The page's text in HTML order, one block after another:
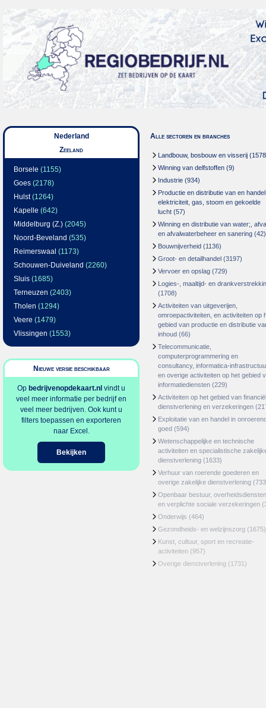
Nederland
Zeeland
Borsele (1155)
Goes (2178)
Hulst(1264)
Kapelle (642)
Middelburg (Z.) (2045)
Noord-Beveland (535)
Reimerswaal (1173)
Schouwen-Duiveland (2260)
Sluis (1685)
Terneuzen (2403)
Tholen (1294)
Veere (1479)
Vlissingen (1553)
Nieuwe versie beschikbaar
Op bedrijvenopdekaart.nl vindt u
veel meer informatie per bedrijf en
veel meer bedrijven. Ook kunt u
filters toepassen en exporteren
naar Excel.
Bekijken
Alle sectoren en branches
Landbouw, bosbouw en visserij
Winning van delfstoffen (9)
Industrie (934)
Productie en distributie van en
elektriciteit, gas, stoom en gekoelde
lucht (57)
Winning en distributie van water;,
en afvalwaterbeheer en sanering (42)
Bouwnijverheid (1136)
Groot- en detailhandel (3197)
Vervoer en opslag (729)
Logies-, maaltijd- en
(1708)
Activiteiten van uitgeverijen,
omroepactiviteiten, en activiteiten op
gebied van productie en distributie
inhoud (66)
Telecommunicatie,
computerprogrammering en
consultancy, informatica-
en overige activiteiten op het gebied
informatiediensten (229)
Activiteiten op het gebied van
dienstverlening en verzekeringen
Exploitatie van en handel in
goed (594)
Wetenschappelijke en technische
activiteiten en specialistische
dienstverlening (1633)
Verhuur van roerende goederen en
overige zakelijke dienstverlening
Openbaar bestuur, overheidsdiensten
en verplichte sociale verzekeringen
Onderwijs (464)
Gezondheids- en welzijnszorg (1675)
Kunst, cultuur, sport en recreatie-
activiteiten (957)
Overige dienstverlening (1731)